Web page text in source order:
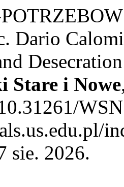
Dario
Stare i Nowe
sie. 2026.